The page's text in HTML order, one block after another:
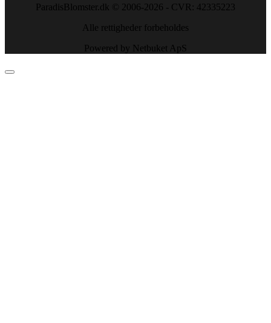
ParadisBlomster.dk © 2006-2026 - CVR: 42335223
Alle rettigheder forbeholdes
Powered by Netbuket ApS